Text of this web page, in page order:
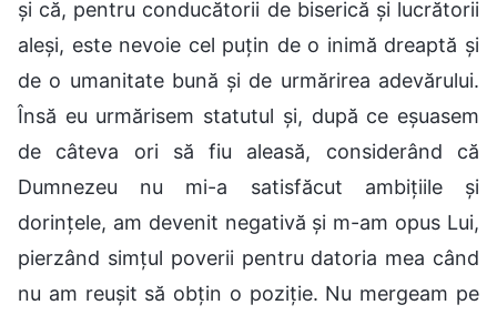
și că, pentru conducătorii de biserică și lucrătorii
aleși, este nevoie cel puțin de o inimă dreaptă și
de o umanitate bună și de urmărirea adevărului.
Însă eu urmărisem statutul și, după ce eșuasem
de câteva ori să fiu aleasă, considerând că
Dumnezeu nu mi-a satisfăcut ambițiile și
dorințele, am devenit negativă și m-am opus Lui,
pierzând simțul poverii pentru datoria mea când
nu am reușit să obțin o poziție. Nu mergeam pe